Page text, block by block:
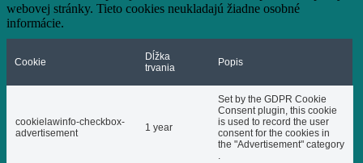
webovej stránky. Tieto cookies neukladajú žiadne osobné
informácie.
Cookie
Dĺžka
trvania
Popis
cookielawinfo-checkbox-
advertisement
1 year
Set by the GDPR Cookie
Consent plugin, this cookie
is used to record the user
consent for the cookies in
the "Advertisement" category
.